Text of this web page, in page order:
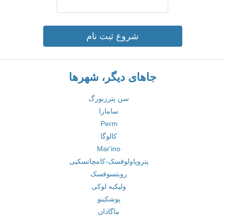
شروع ثبت نام
جاهای دیگر، شهرها
سن پترزبورگ
سامارا
Perm
کالوگا
Mar'ino
پتروپاولوفسک-کامچاتسکیی
روبتسوفسک
ولیکیه لوکی
پوشکینو
ماگادان